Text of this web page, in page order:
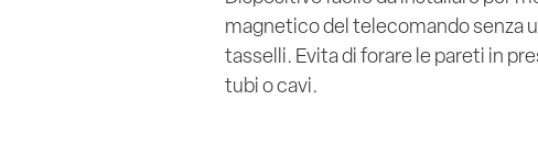
magnetico del telecomando senza
tasselli. Evita di forare le pareti in
tubi o cavi.